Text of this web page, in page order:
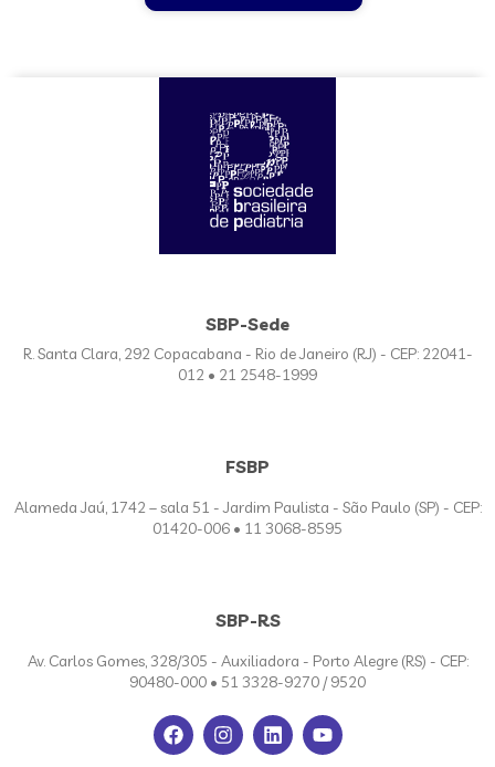
SBP-Sede
R. Santa Clara, 292 Copacabana - Rio de Janeiro (RJ) - CEP: 22041-
012 • 21 2548-1999
FSBP
Alameda Jaú, 1742 – sala 51 - Jardim Paulista - São Paulo (SP) - CEP:
01420-006 • 11 3068-8595
SBP-RS
Av. Carlos Gomes, 328/305 - Auxiliadora - Porto Alegre (RS) - CEP:
90480-000 • 51 3328-9270 / 9520